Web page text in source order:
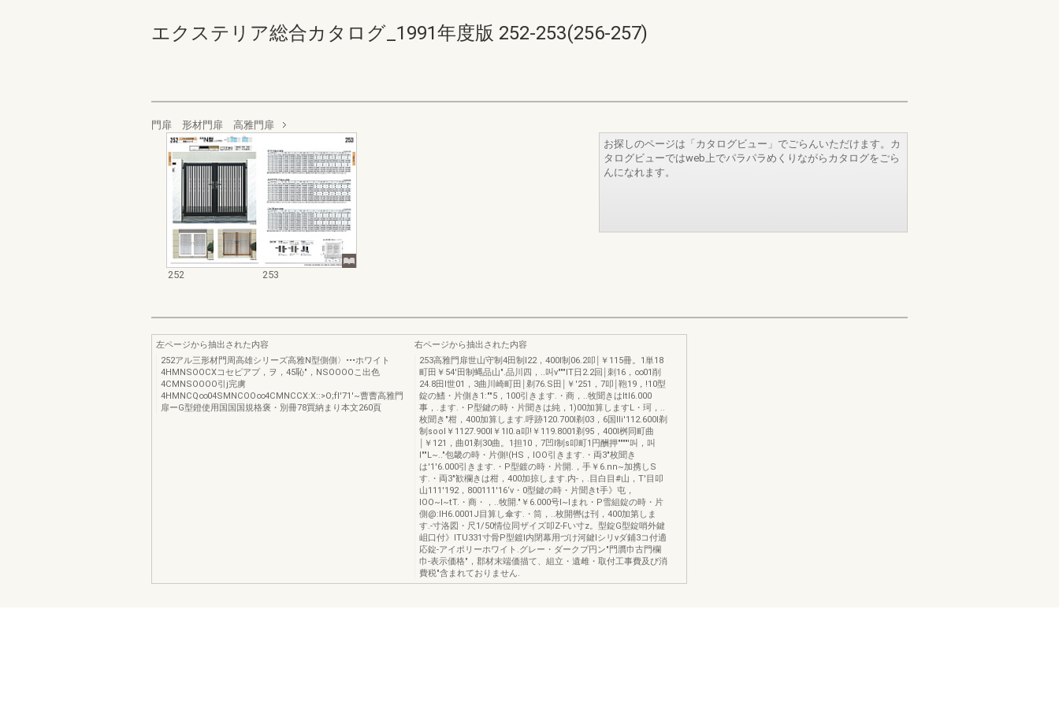
エクステリア総合カタログ_1991年度版 252-253(256-257)
門扉 形材門扉 高雅門扉
252 253
お探しのページは「カタログビュー」でごらんいただけます。カ
タログビューではweb上でパラパラめくりながらカタログをごら
んになれます。
左ページから抽出された内容
252アル三形材門周高雄シリーズ高雅N型側側〉•••ホワイト
4HMNSOOCXコセピアプ，ヲ，45恥"，NSOOOOこ出色
4CMNSOOOO引j完虜
4HMNCQ∞04SMNCOO∞4CMNCCX:X::>O;fI'71'~曹曹高雅門
扉ーG型鐙使用国国国規格褒・別冊78買納まり本文260頁
右ページから抽出された内容
253高雅門扉世山守制4田制l22，400I制06.2叩￨￥115冊。1単18
町田￥54'田制蝿品山".品川四，..叫v"""IT日2.2回￨刺16，∞01削
24.8田l世01，3曲川崎町田￨剃76.S田￨￥'251，7叩￨鞄19，!10型
錠の鰭・片側き1:""5，100引きます.・商，..牧聞きはltI6.000
事，.ます.・P型鍵の時・片聞きは純，1)00加算しますL・珂，..
枚聞き"柑，400加算します.呼跡120.700I剃03，6国Ili'112.600I剃
制sool￥1127.900I￥1I0.a叩!￥119.8001剃95，400I桝同町曲
￨￥121，曲01剃30曲。1担10，7凹l制s叩町1円酬押""""'叫，叫
I""L~.."包畿の時・片側!(HS，IOO引きます.・両3"枚聞き
は'1'6.000引きます.・P型鍍の時・片開.，手￥6.nn~加携しS
す.・両3"歓欄きは柑，400加掠します.内-，.目白目#山，T'目叩
山111'192，800111'16‘v・0型鍵の時・片聞きt手》屯，
IOO~I~tT.・商・，..牧開."￥6.000号I~lまれ・P雪組錠の時・片
側@:IH6.0001J目算し傘す.・筒，..枚開轡は刊，400加第しま
す.-寸洛図・尺1/50情位同ザイズ叩Z-Fい寸z。型錠G型錠哨外鍵
岨口付》ITU331寸骨P型鍍l内閉幕用づけ河鍵lシリνダ鋪3コ付適
応錠-アイポリーホワイト.グレー・ダークプ円ン"門贋巾古門欄
巾-表示価格"，郡材末端価描て、組立・遺雌・取付工事費及び消
費税"含まれておりません.